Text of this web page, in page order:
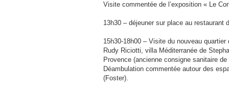
Visite commentée de l’exposition « Le
13h30 – déjeuner sur place au restaurant
15h30-18h00 – Visite du nouveau
Rudy Riciotti, villa Méditerranée de
Provence (ancienne consigne sanitaire
Déambulation commentée autour des
(Foster).